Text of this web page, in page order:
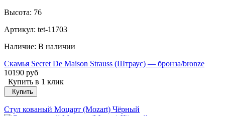
Высота: 76
Артикул: tet-11703
Наличие: В наличии
Скамья Secret De Maison Strauss (Штраус) — бронза/bronze
10190 руб
Купить в 1 клик
Купить
Стул кованый Моцарт (Mozart) Чёрный